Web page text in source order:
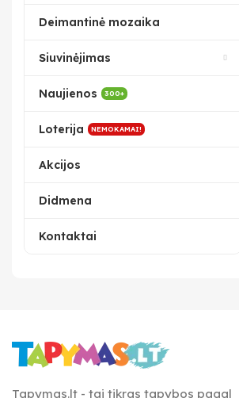
Deimantinė mozaika
Siuvinėjimas
Naujienos 300+
Loterija NEMOKAMAI!
Akcijos
Didmena
Kontaktai
Tapymas.lt - tai tikras tapybos pagal